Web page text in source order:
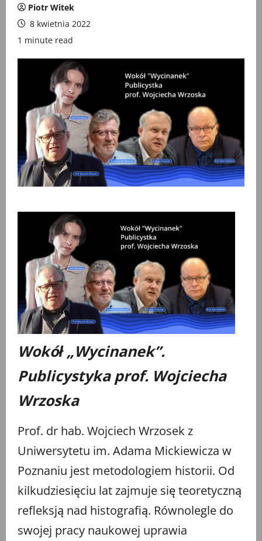
Piotr Witek
8 kwietnia 2022
1 minute read
Wokół „Wycinanek”.
Publicystyka prof. Wojciecha
Wrzoska
Prof. dr hab. Wojciech Wrzosek z
Uniwersytetu im. Adama Mickiewicza w
Poznaniu jest metodologiem historii. Od
kilkudziesięciu lat zajmuje się teoretyczną
refleksją nad histografią. Równolegle do
swojej pracy naukowej uprawia